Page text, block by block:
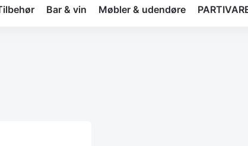
Bar & vin Møbler & udendøre